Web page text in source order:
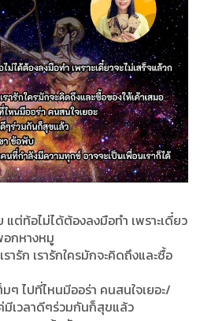
แต่ท้อไม่ได้ต้องลงมือทำ เพราะเดี๋ยว
อกหางหมู
ารัก เรารักใครมักจะคิดถึงและซื้อ
ๆ ไปที่ไหนมีออร่า คนสนใจเยอะ/
เวลาดีๆร่วมกันก็สุขแล้ว